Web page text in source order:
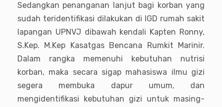
Sedangkan penanganan lanjut bagi korban yang
sudah teridentifikasi dilakukan di IGD rumah sakit
lapangan UPNVJ dibawah kendali Kapten Ronny,
S.Kep. M.Kep Kasatgas Bencana Rumkit Marinir.
Dalam rangka memenuhi kebutuhan nutrisi
korban, maka secara sigap mahasiswa ilmu gizi
segera membuka dapur umum, dan
mengidentifikasi kebutuhan gizi untuk masing-